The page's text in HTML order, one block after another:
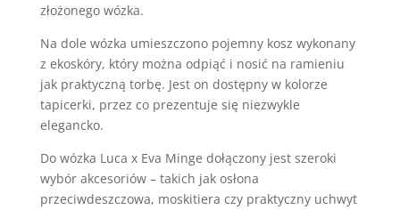
złożonego wózka.
Na dole wózka umieszczono pojemny kosz wykonany
z ekoskóry, który można odpiąć i nosić na ramieniu
jak praktyczną torbę. Jest on dostępny w kolorze
tapicerki, przez co prezentuje się niezwykle
elegancko.
Do wózka Luca x Eva Minge dołączony jest szeroki
wybór akcesoriów – takich jak osłona
przeciwdeszczowa, moskitiera czy praktyczny uchwyt